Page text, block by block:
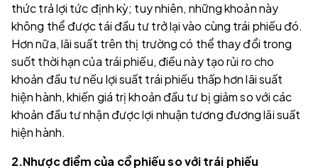
thức trả lợi tức định kỳ; tuy nhiên, những khoản này
không thể được tái đầu tư trở lại vào cùng trái phiếu đó.
Hơn nữa, lãi suất trên thị trường có thể thay đổi trong
suốt thời hạn của trái phiếu, điều này tạo rủi ro cho
khoản đầu tư nếu lợi suất trái phiếu thấp hơn lãi suất
hiện hành, khiến giá trị khoản đầu tư bị giảm so với các
khoản đầu tư nhận được lợi nhuận tương đương lãi suất
hiện hành.
2.Nhược điểm của cổ phiếu so với trái phiếu